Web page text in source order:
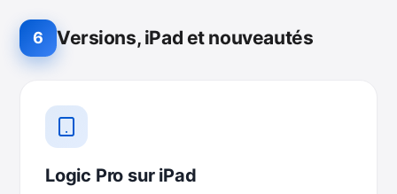
6 Versions, iPad et nouveautés
Logic Pro sur iPad